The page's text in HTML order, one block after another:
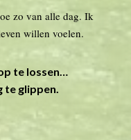
zo van alle dag. Ik
willen voelen.
te lossen…
te glippen.